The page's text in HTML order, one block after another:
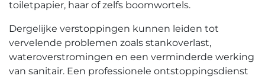
toiletpapier, haar of zelfs boomwortels.​
Dergelijke verstoppingen kunnen leiden tot
vervelende problemen zoals stankoverlast,
wateroverstromingen en een verminderde werking
van sanitair.​ Een professionele ontstoppingsdienst